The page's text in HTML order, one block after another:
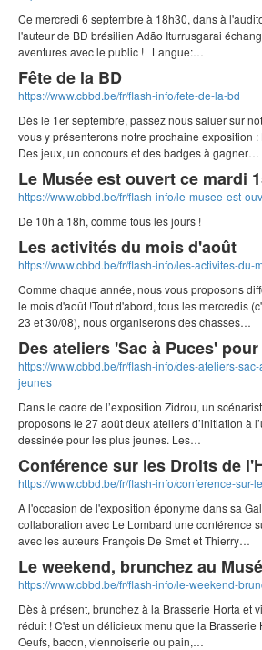
Ce mercredi 6 septembre à 18h30, dans à
l'auteur de BD brésilien Adão Iturrusgarai
aventures avec le public ! Langue:…
Fête de la BD
https://www.cbbd.be/fr/flash-info/fete-de-la-bd
Dès le 1er septembre, passez nous saluer sur
vous y présenterons notre prochaine exposition
Des jeux, un concours et des badges à gagner…
Le Musée est ouvert ce mardi
https://www.cbbd.be/fr/flash-info/le-musee-est-
De 10h à 18h, comme tous les jours !
Les activités du mois d'août
https://www.cbbd.be/fr/flash-info/les-activites-du-
Comme chaque année, nous vous proposons
le mois d'août !Tout d'abord, tous les mercredis
23 et 30/08), nous organiserons des chasses…
Des ateliers 'Sac à Puces'
https://www.cbbd.be/fr/flash-info/des-ateliers-
jeunes
Dans le cadre de l’exposition Zidrou, un
proposons le 27 août deux ateliers d’initiation à
dessinée pour les plus jeunes. Les…
Conférence sur les Droits de
https://www.cbbd.be/fr/flash-info/conference-sur-
A l'occasion de l'exposition éponyme dans sa
collaboration avec Le Lombard une conférence
avec les auteurs François De Smet et Thierry…
Le weekend, brunchez au
https://www.cbbd.be/fr/flash-info/le-weekend-
Dès à présent, brunchez à la Brasserie Horta et
réduit ! C'est un délicieux menu que la Brasserie
Oeufs, bacon, viennoiserie ou pain,…